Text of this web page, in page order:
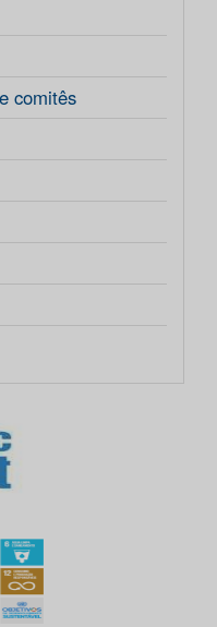
comitês